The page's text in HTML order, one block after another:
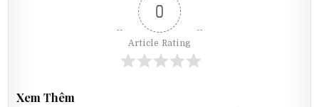
0
Article Rating
Xem Thêm